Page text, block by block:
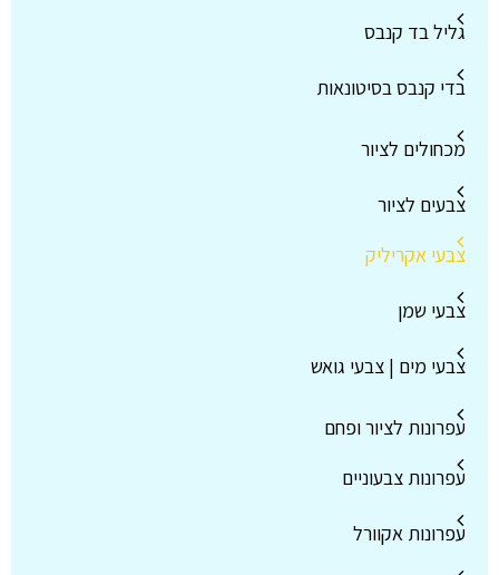
גליל בד קנבס
בדי קנבס בסיטונאות
מכחולים לציור
צבעים לציור
צבעי אקריליק
צבעי שמן
צבעי מים | צבעי גואש
עפרונות לציור ופחם
עפרונות צבעוניים
עפרונות אקוורל